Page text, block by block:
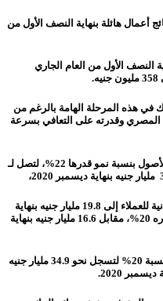
أعمال هائلة بنهاية النصف الأول من
بنسبة 83% في نهاية النصف الأول من العام الجاري
في هذه المرحلة الهامة بالرغم من
المصري وقدرته على التعافي بسرعة
مصر ارتفاعاً فى إجمالي الأصول بنسبة نمو قدرها 22%، لتصل لـ
وارتفعت إجمالي القروض والتسهيلات الائتمانية للعملاء إلى 19.8 مليار جنيه بنهاية
النصف الأول من العام الجارى، بمعدل نمو قدره 20%، مقابل 16.6 مليار جنيه بنهاية
وسجلت محفظة ودائع عملاء البنك إرتفاعاً بنسبة 20% لتسجل نحو 34.9 مليار جنيه